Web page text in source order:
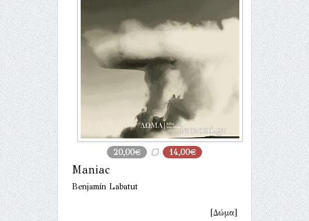
20,00€ 14,00€
Maniac
Benjamín Labatut
[Δώμα]